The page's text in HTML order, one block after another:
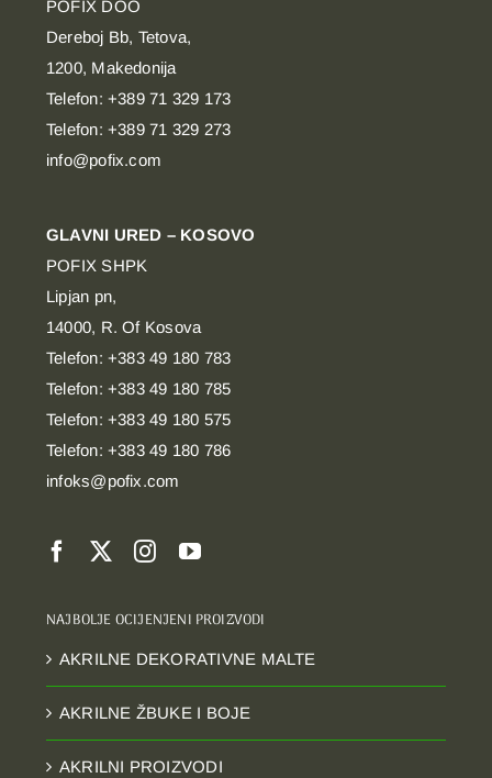
POFIX DOO
Dereboj Bb, Tetova,
1200, Makedonija
Telefon: +389 71 329 173
Telefon: +389 71 329 273
info@pofix.com
GLAVNI URED – KOSOVO
POFIX SHPK
Lipjan pn,
14000, R. Of Kosova
Telefon: +383 49 180 783
Telefon: +383 49 180 785
Telefon: +383 49 180 575
Telefon: +383 49 180 786
infoks@pofix.com
NAJBOLJE OCIJENJENI PROIZVODI
AKRILNE DEKORATIVNE MALTE
AKRILNE ŽBUKE I BOJE
AKRILNI PROIZVODI